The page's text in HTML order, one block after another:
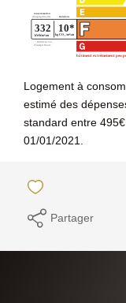
Logement à
estimé des
standard entre
01/01/2021.
Partager